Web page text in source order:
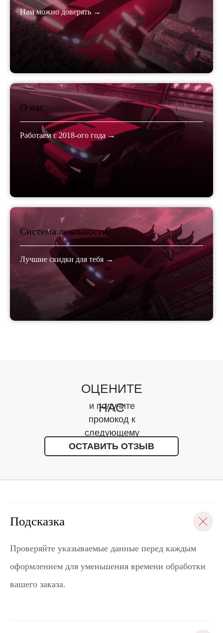
Нам можно доверять →
О нас
Работаем с 2018-ого года →
Система лояльности
Лучшие скидки для тебя →
ОЦЕНИТЕ
НАС
и получите
промокод к
следующему
заказу
ОСТАВИТЬ ОТЗЫВ
Подсказка
Проверяйте указываемые данные перед каждым
оформлением для уменьшения времени обработки
вашего заказа.